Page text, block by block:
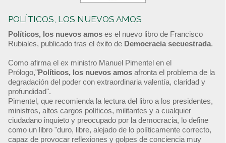
POLÍTICOS, LOS NUEVOS AMOS
Políticos, los nuevos amos es el nuevo libro de Francisco
Rubiales, publicado tras el éxito de Democracia secuestrada.
Como afirma el ex ministro Manuel Pimentel en el
Prólogo,"Políticos, los nuevos amos afronta el problema de la
degradación del poder con extraordinaria valentía, claridad y
profundidad".
Pimentel, que recomienda la lectura del libro a los presidentes,
ministros, altos cargos políticos, militantes y a cualquier
ciudadano inquieto y preocupado por la democracia, lo define
como un libro "duro, libre, alejado de lo políticamente correcto,
capaz de provocar reflexiones y golpes de conciencia muy